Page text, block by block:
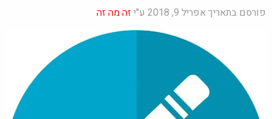
פורסם בתאריך אפריל 9, 2018 ע"י זה מה זה